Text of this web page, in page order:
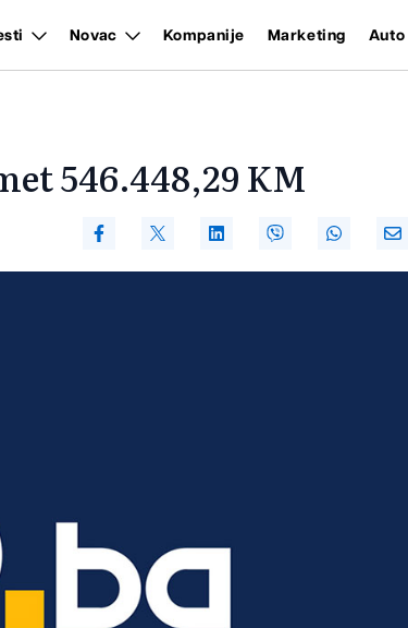
Novac Kompanije Marketing Auto
546.448,29 KM